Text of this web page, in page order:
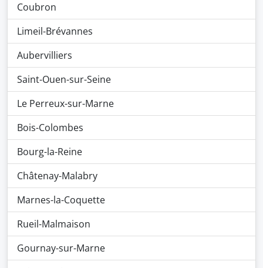
Coubron
Limeil-Brévannes
Aubervilliers
Saint-Ouen-sur-Seine
Le Perreux-sur-Marne
Bois-Colombes
Bourg-la-Reine
Châtenay-Malabry
Marnes-la-Coquette
Rueil-Malmaison
Gournay-sur-Marne